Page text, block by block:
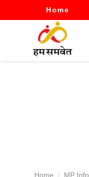
Home
Home MP Info